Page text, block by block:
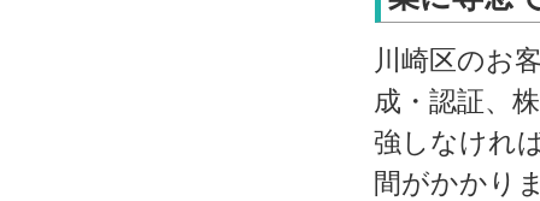
川崎区のお
成・認証、
強しなけれ
間がかかり